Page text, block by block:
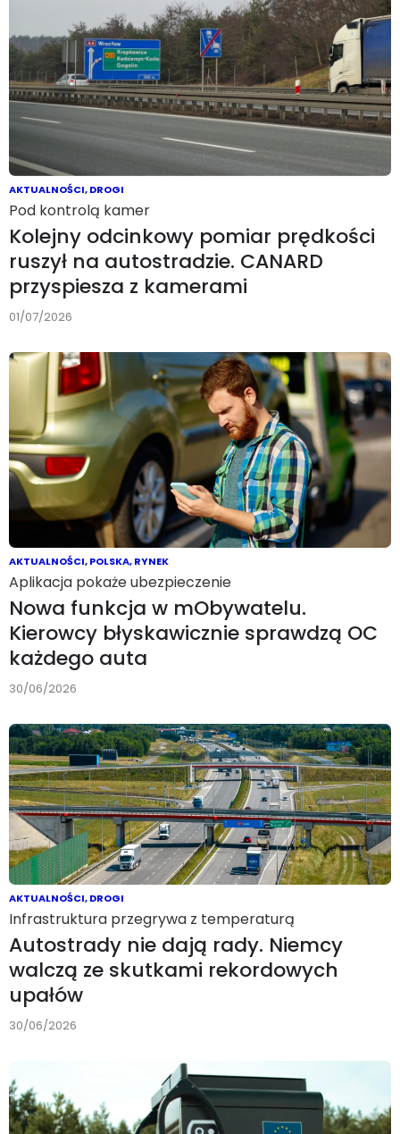
AKTUALNOŚCI,DROGI
Pod kontrolą kamer
Kolejny odcinkowy pomiar prędkości
ruszył na autostradzie. CANARD
przyspiesza z kamerami
01/07/2026
AKTUALNOŚCI,POLSKA,RYNEK
Aplikacja pokaże ubezpieczenie
Nowa funkcja w mObywatelu.
Kierowcy błyskawicznie sprawdzą OC
każdego auta
30/06/2026
AKTUALNOŚCI,DROGI
Infrastruktura przegrywa z temperaturą
Autostrady nie dają rady. Niemcy
walczą ze skutkami rekordowych
upałów
30/06/2026